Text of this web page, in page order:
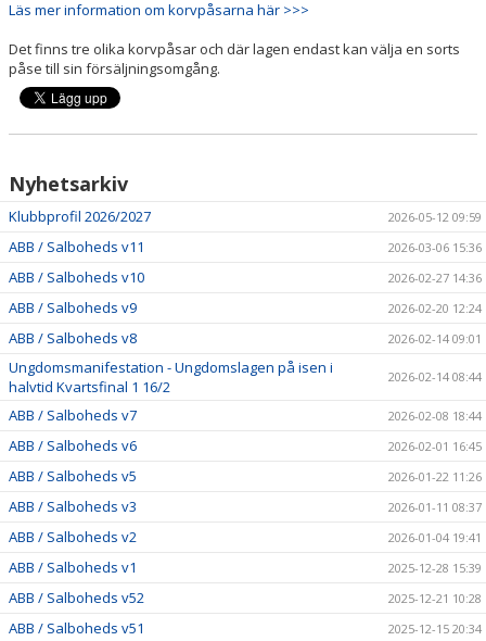
Läs mer information om korvpåsarna här >>>
Det finns tre olika korvpåsar och där lagen endast kan välja en sorts
påse till sin försäljningsomgång.
Nyhetsarkiv
Klubbprofil 2026/2027 2026-05-12 09:59
ABB / Salboheds v11 2026-03-06 15:36
ABB / Salboheds v10 2026-02-27 14:36
ABB / Salboheds v9 2026-02-20 12:24
ABB / Salboheds v8 2026-02-14 09:01
Ungdomsmanifestation - Ungdomslagen på isen i
halvtid Kvartsfinal 1 16/2
2026-02-14 08:44
ABB / Salboheds v7 2026-02-08 18:44
ABB / Salboheds v6 2026-02-01 16:45
ABB / Salboheds v5 2026-01-22 11:26
ABB / Salboheds v3 2026-01-11 08:37
ABB / Salboheds v2 2026-01-04 19:41
ABB / Salboheds v1 2025-12-28 15:39
ABB / Salboheds v52 2025-12-21 10:28
ABB / Salboheds v51 2025-12-15 20:34